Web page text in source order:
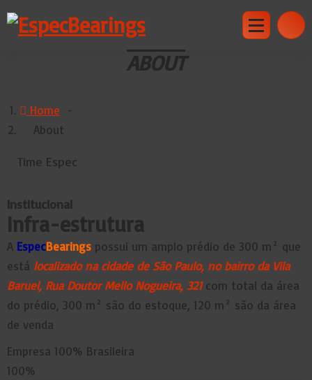
to
ABOUT
Home -
About
Time Espec
Institucional
Infra-estrutura
A EspecBearings possui um amplo prédio de 300 m² que
está localizado na cidade de São Paulo, no bairro da Vila
Baruel, Rua Doutor Mello Nogueira, 321com total da área
do prédio, 300 m² são do estoque, 120 m² são da área
de venda
Empresa 100% Brasileira
100%